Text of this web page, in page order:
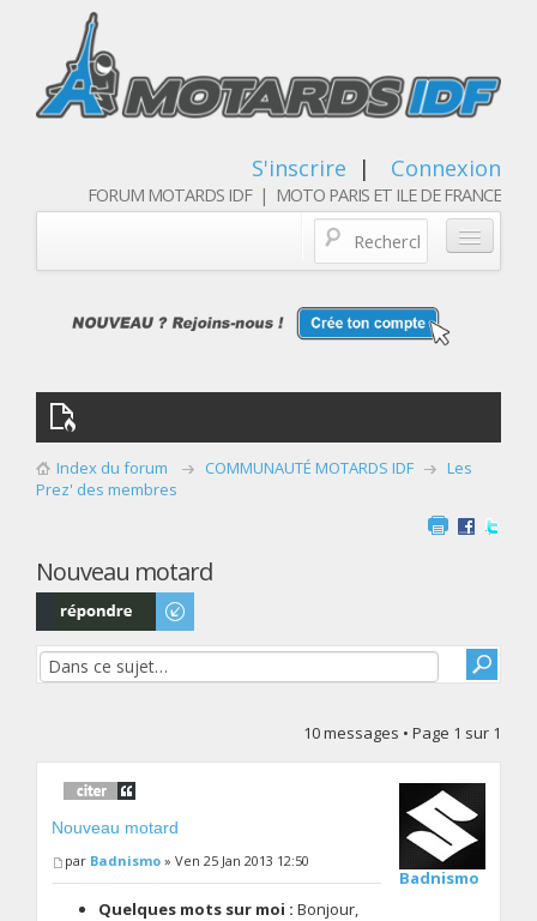
S'inscrire | Connexion
FORUM MOTARDS IDF | MOTO PARIS ET ILE DE FRANCE
Qui sommes nous
Les membres
Index du forum COMMUNAUTÉ MOTARDS IDF
Les
Prez' des membres
Nouveau motard
Répondre
10 messages • Page 1 sur 1
Nouveau motard
par Badnismo » Ven 25 Jan 2013 12:50
Quelques mots sur moi : Bonjour,
Badnismo